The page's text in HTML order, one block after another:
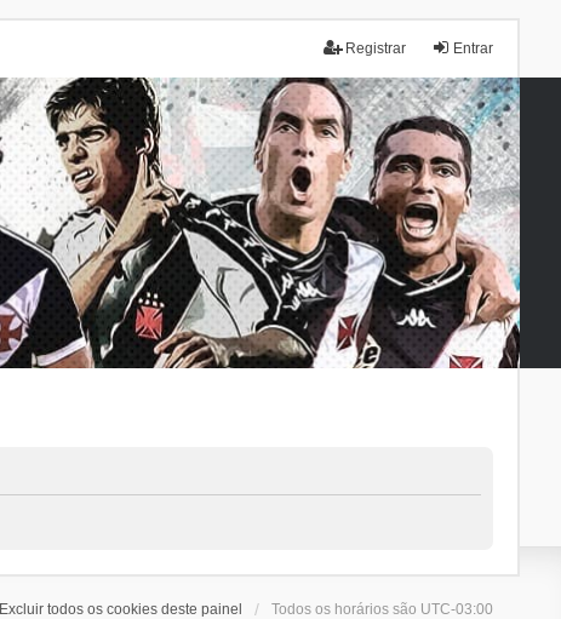
Entrar
Registrar
Excluir todos os cookies deste painel Todos os horários são UTC-03:00